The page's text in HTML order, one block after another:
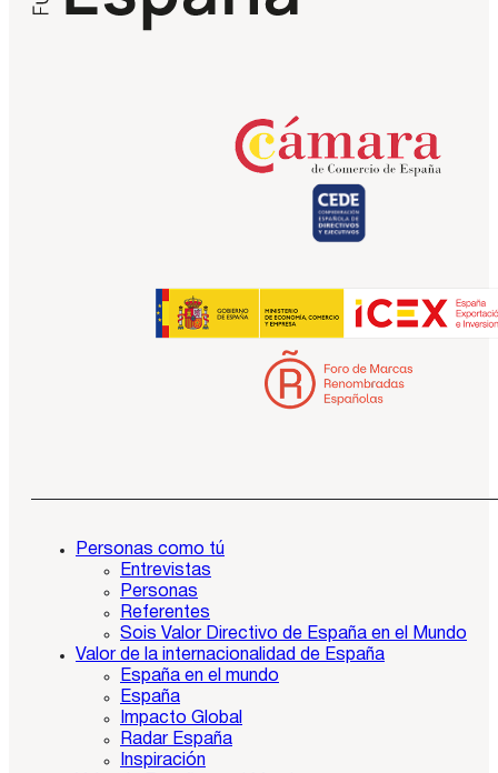
Personas como tú
Entrevistas
Personas
Referentes
Sois Valor Directivo de España en el Mundo
Valor de la internacionalidad de España
España en el mundo
España
Impacto Global
Radar España
Inspiración